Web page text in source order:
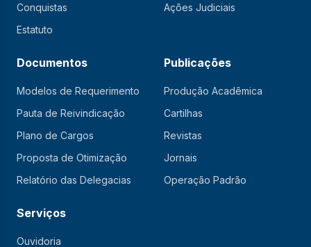
Conquistas
Estatuto
Ações Judiciais
Documentos
Modelos de Requerimento
Pauta de Reivindicação
Plano de Cargos
Proposta de Otimização
Relatório das Delegacias
Publicações
Produção Acadêmica
Cartilhas
Revistas
Jornais
Operação Padrão
Serviços
Ouvidoria